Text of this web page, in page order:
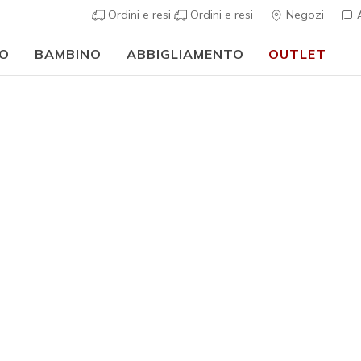
Ordini e resi Ordini e resi Negozi
BAMBINO ABBIGLIAMENTO OUTLET